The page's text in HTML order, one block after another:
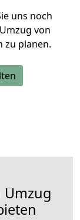
uns noch
von
zu planen.